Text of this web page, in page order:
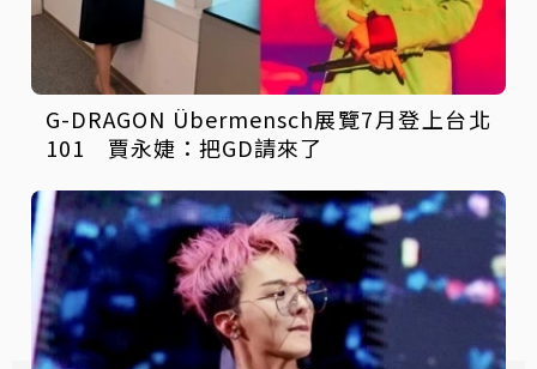
G-DRAGON Übermensch展覽7月登上台北
101 賈永婕：把GD請來了